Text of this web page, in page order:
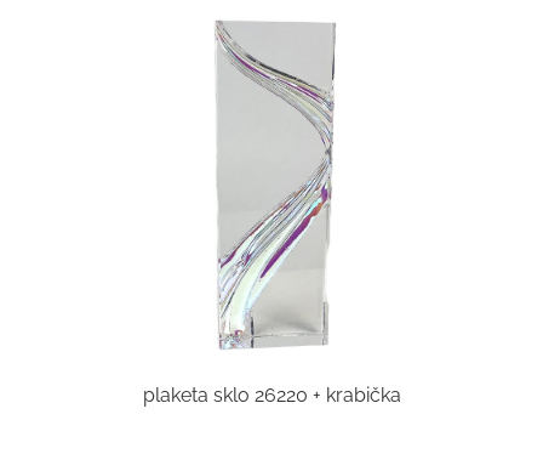
plaketa sklo 26220 + krabička